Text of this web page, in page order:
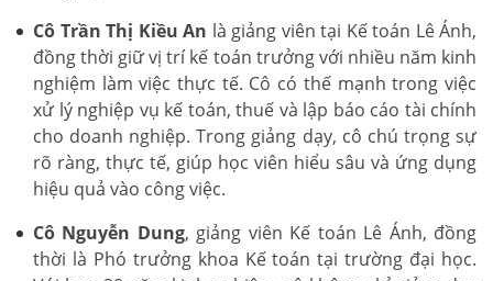
Cô Trần Thị Kiều An là giảng viên tại Kế toán Lê Ánh,
đồng thời giữ vị trí kế toán trưởng với nhiều năm kinh
nghiệm làm việc thực tế. Cô có thế mạnh trong việc
xử lý nghiệp vụ kế toán, thuế và lập báo cáo tài chính
cho doanh nghiệp. Trong giảng dạy, cô chú trọng sự
rõ ràng, thực tế, giúp học viên hiểu sâu và ứng dụng
hiệu quả vào công việc.
Cô Nguyễn Dung, giảng viên Kế toán Lê Ánh, đồng
thời là Phó trưởng khoa Kế toán tại trường đại học.